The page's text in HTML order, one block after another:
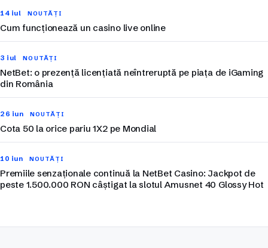
14 iul NOUTĂȚI
Cum funcționează un casino live online
3 iul NOUTĂȚI
NetBet: o prezență licențiată neîntreruptă pe piața de iGaming
din România
26 iun NOUTĂȚI
Cota 50 la orice pariu 1X2 pe Mondial
10 iun NOUTĂȚI
Premiile senzaționale continuă la NetBet Casino: Jackpot de
peste 1.500.000 RON câștigat la slotul Amusnet 40 Glossy Hot